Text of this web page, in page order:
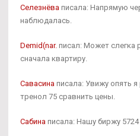
Селезнёва писала: Напрямую
наблюдалась.
Demid(nar. писал: Может слегка
сначала квартиру.
Савасина писала: Увижу опять
тренол 75 сравнить цены.
Сабина писала: Нашу биржу